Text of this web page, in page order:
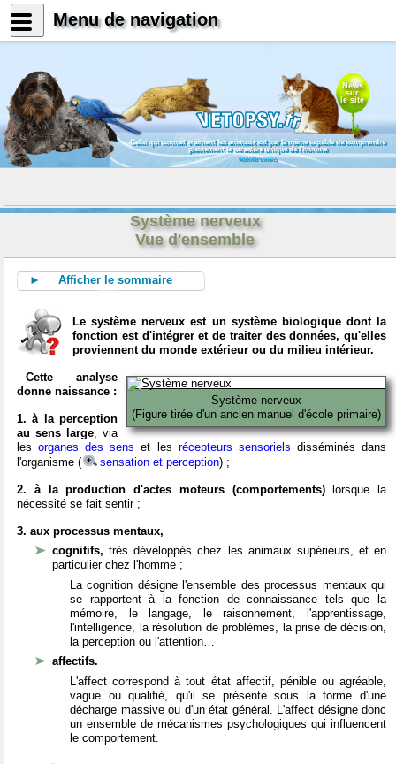
News
sur
le site
Celui qui connait vraiment les animaux est par là même capable de comprendre
pleinement le caractère unique de l'homme
Konrad Lorenz
Système nerveux
Vue d'ensemble
► Afficher le sommaire
Le système nerveux est un système biologique dont la
fonction est d'intégrer et de traiter des données, qu'elles
proviennent du monde extérieur ou du milieu intérieur.
Système nerveux
(Figure tirée d'un ancien manuel d'école primaire)
Cette analyse
donne naissance :
1. à la perception
au sens large, via
lesorganes des sens et les récepteurs sensoriels disséminés dans
l'organisme (
sensation et perception) ;
2. à la production d'actes moteurs (comportements)lorsque la
nécessité se fait sentir ;
3. aux processus mentaux,
cognitifs,très développés chez les animaux supérieurs, et en
particulier chez l'homme ;
La cognition désigne l'ensemble des processus mentaux qui
se rapportent à la fonction de connaissance tels que la
mémoire, le langage, le raisonnement, l'apprentissage,
l'intelligence, la résolution de problèmes, la prise de décision,
la perception ou l'attention…
affectifs.
L'affect correspond à tout état affectif, pénible ou agréable,
vague ou qualifié, qu'il se présente sous la forme d'une
décharge massive ou d'un état général. L'affect désigne donc
un ensemble de mécanismes psychologiques qui influencent
le comportement.
Menu de navigation